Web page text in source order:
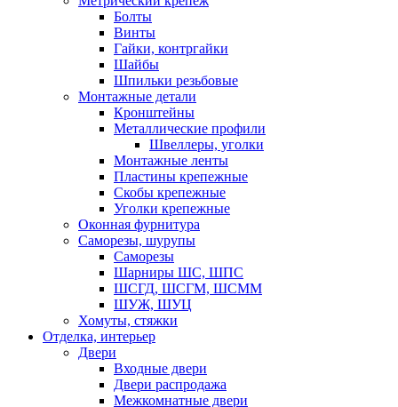
Болты
Винты
Гайки, контргайки
Шайбы
Шпильки резьбовые
Монтажные детали
Кронштейны
Металлические профили
Швеллеры, уголки
Монтажные ленты
Пластины крепежные
Скобы крепежные
Уголки крепежные
Оконная фурнитура
Саморезы, шурупы
Саморезы
Шарниры ШС, ШПС
ШСГД, ШСГМ, ШСММ
ШУЖ, ШУЦ
Хомуты, стяжки
Отделка, интерьер
Двери
Входные двери
Двери распродажа
Межкомнатные двери